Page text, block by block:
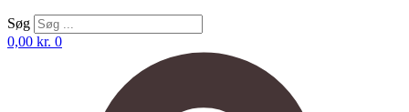
Søg
0,00 kr. 0